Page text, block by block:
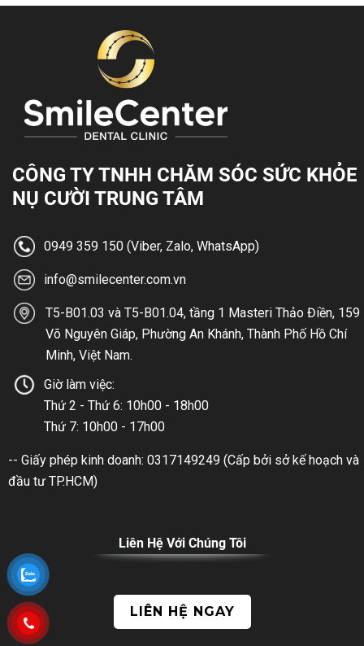
CÔNG TY TNHH CHĂM SÓC SỨC KHỎE
NỤ CƯỜI TRUNG TÂM
0949 359 150 (Viber, Zalo, WhatsApp)
info@smilecenter.com.vn
T5-B01.03 và T5-B01.04, tầng 1 Masteri Thảo Điền, 159
Võ Nguyên Giáp, Phường An Khánh, Thành Phố Hồ Chí
Minh, Việt Nam.
Giờ làm việc:
Thứ 2 - Thứ 6: 10h00 - 18h00
Thứ 7: 10h00 - 17h00
-- Giấy phép kinh doanh: 0317149249 (Cấp bởi sở kế hoạch và
đầu tư TP.HCM)
Liên Hệ Với Chúng Tôi
LIÊN HỆ NGAY